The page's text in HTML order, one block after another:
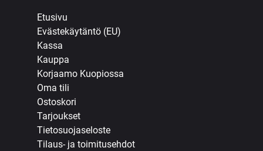
Etusivu
Evästekäytäntö (EU)
Kassa
Kauppa
Korjaamo Kuopiossa
Oma tili
Ostoskori
Tarjoukset
Tietosuojaseloste
Tilaus- ja toimitusehdot